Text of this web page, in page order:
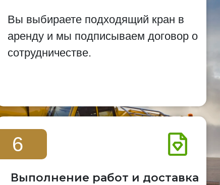
Вы выбираете подходящий кран в
аренду и мы подписываем договор о
сотрудничестве.
6
Выполнение работ и доставка